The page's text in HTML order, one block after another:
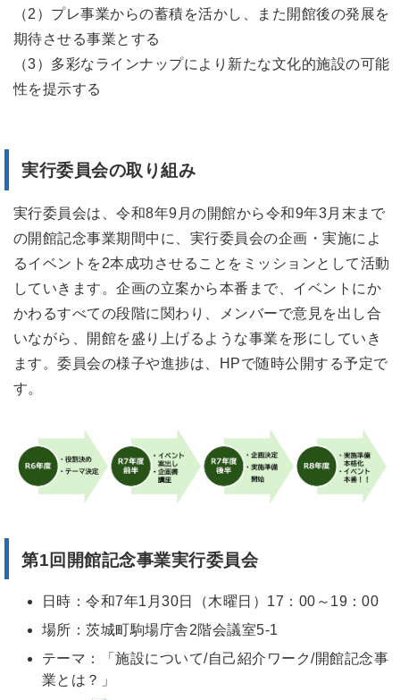
（2）プレ事業からの蓄積を活かし、また開館後の発展を
期待させる事業とする
（3）多彩なラインナップにより新たな文化的施設の可能
性を提示する
実行委員会の取り組み
実行委員会は、令和8年9月の開館から令和9年3月末まで
の開館記念事業期間中に、実行委員会の企画・実施によ
るイベントを2本成功させることをミッションとして活動
していきます。企画の立案から本番まで、イベントにか
かわるすべての段階に関わり、メンバーで意見を出し合
いながら、開館を盛り上げるような事業を形にしていき
ます。委員会の様子や進捗は、HPで随時公開する予定で
す。
第1回開館記念事業実行委員会
日時：令和7年1月30日（木曜日）17：00～19：00
場所：茨城町駒場庁舎2階会議室5-1
テーマ：「施設について/自己紹介ワーク/開館記念事
業とは？」